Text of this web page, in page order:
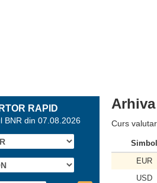
RAPID
BNR din 07.08.2026 Curs
Simbol
EUR
USD